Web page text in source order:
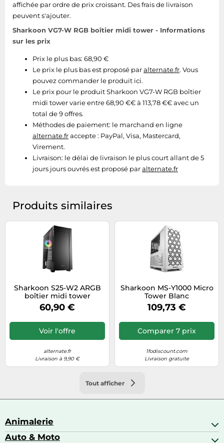
affichée par ordre de prix croissant. Des frais de livraison
peuvent s'ajouter.
Sharkoon VG7-W RGB boîtier midi tower - Informations
sur les prix
Prix le plus bas: 68,90 €
Le prix le plus bas est proposé paralternate.fr. Vous
pouvez commander le produit ici.
Le prix pour le produit Sharkoon VG7-W RGB boîtier
midi tower varie entre 68,90 €€ à 113,78 €€ avec un
total de 9 offres.
Méthodes de paiement: le marchand en ligne
alternate.fraccepte : PayPal, Visa, Mastercard,
Virement.
Livraison: le délai de livraison le plus court allant de 5
jours jours ouvrés est proposé paralternate.fr
Produits similaires
Sharkoon S25-W2 ARGB
boîtier midi tower
60,90 €
Voir l'offre
alternate.fr
Livraison à 9,90 €
Sharkoon MS-Y1000 Micro
Tower Blanc
109,73 €
Comparer 7 prix
1fodiscount.com
Livraison gratuite
Tout afficher
Animalerie
Abris pour animaux sauvages
Auto & Moto